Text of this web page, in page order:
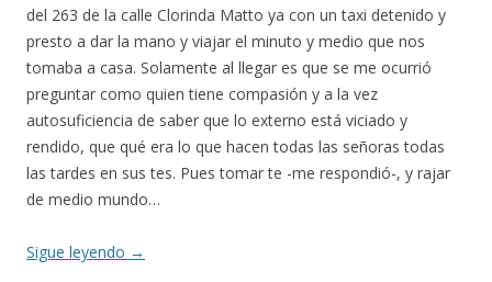
del 263 de la calle Clorinda Matto ya con un taxi detenido y
presto a dar la mano y viajar el minuto y medio que nos
tomaba a casa. Solamente al llegar es que se me ocurrió
preguntar como quien tiene compasión y a la vez
autosuficiencia de saber que lo externo está viciado y
rendido, que qué era lo que hacen todas las señoras todas
las tardes en sus tes. Pues tomar te -me respondió-, y rajar
de medio mundo…
Sigue leyendo →